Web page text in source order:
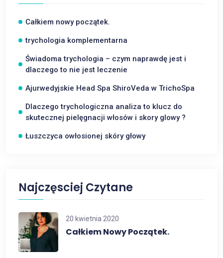
Całkiem nowy początek.
trychologia komplementarna
Świadoma trychologia – czym naprawdę jest i
dlaczego to nie jest leczenie
Ajurwedyjskie Head Spa ShiroVeda w TrichoSpa
Dlaczego trychologiczna analiza to klucz do
skutecznej pielęgnacji włosów i skory glowy ?
Łuszczyca owłosionej skóry głowy
Najczęsciej Czytane
20 kwietnia 2020
Całkiem Nowy Początek.